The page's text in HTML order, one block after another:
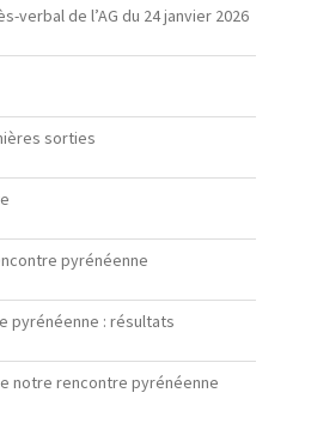
verbal de l’AG du 24 janvier 2026
sorties
pyrénéenne
pyrénéenne : résultats
notre rencontre pyrénéenne